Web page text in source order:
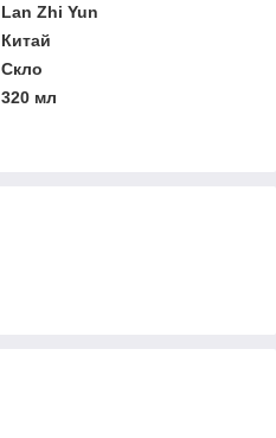
Lan Zhi Yun
Китай
Скло
320 мл